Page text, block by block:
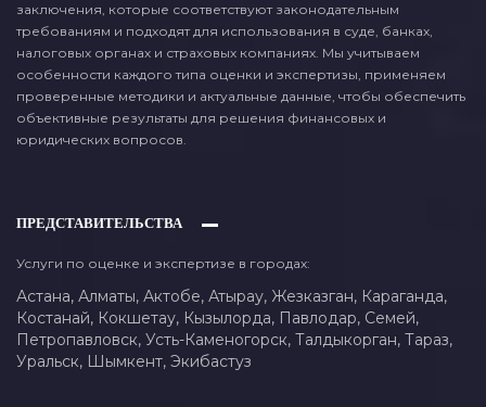
заключения, которые соответствуют законодательным
требованиям и подходят для использования в суде, банках,
налоговых органах и страховых компаниях. Мы учитываем
особенности каждого типа оценки и экспертизы, применяем
проверенные методики и актуальные данные, чтобы обеспечить
объективные результаты для решения финансовых и
юридических вопросов.
ПРЕДСТАВИТЕЛЬСТВА
Услуги по оценке и экспертизе в городах:
Астана, Алматы, Актобе, Атырау, Жезказган, Караганда,
Костанай, Кокшетау, Кызылорда, Павлодар, Семей,
Петропавловск, Усть-Каменогорск, Талдыкорган, Тараз,
Уральск, Шымкент, Экибастуз